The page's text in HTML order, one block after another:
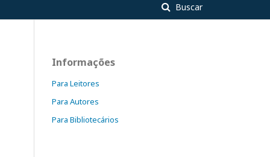
Buscar
Informações
Para Leitores
Para Autores
Para Bibliotecários